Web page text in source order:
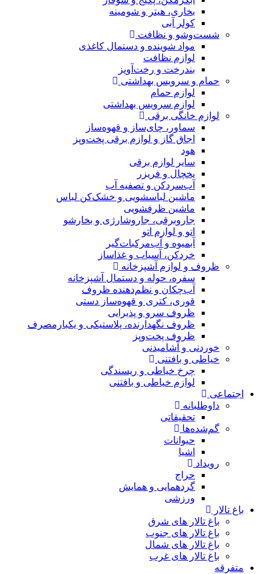
بخاری، هیتر و شومینه
کولر آبی
شست‌وشو و نظافت
مواد شوینده و دستمال کاغذی
لوازم نظافت
بندرخت و رخت‌آویز
حمام و سرویس بهداشتی
لوازم حمام
لوازم سرویس بهداشتی
لوازم خانگی برقی
سماور، چای‌ساز و قهوه‌ساز
اجاق گاز و لوازم برقی پخت‌وپز
هود
سایر لوازم برقی
یخچال و فریزر
آب‌سردکن و تصفیه آب
ماشین لباسشویی و خشک‌کن لباس
ماشین ظرفشویی
جاروبرقی، جاروشارژی و بخارشو
اتو و لوازم اتو
آبمیوه و آب‌مرکبات‌گیر
خردکن، آسیاب و غذاساز
ظروف و لوازم آشپزخانه
سفره، حوله و دستمال آشپزخانه
آب‌چکان و نظم‌دهنده ظروف
قوری، کتری و قهوه‌ساز دستی
ظروف سرو و پذیرایی
ظروف نگهدارنده، پلاستیکی و یکبارمصرف
ظروف پخت‌وپز
خوردنی و آشامیدنی
خیاطی و بافتنی
چرخ خیاطی و ریسندگی
لوازم خیاطی و بافتنی
اجتماعی
داوطلبانه
تحقیقاتی
گم‌شده‌ها
حیوانات
اشیا
رویداد
حراج
گردهمایی و همایش
ورزشی
باغ تالار
باغ تالار های شرق
باغ تالار های جنوب
باغ تالار های شمال
باغ تالار های غرب
متفرقه